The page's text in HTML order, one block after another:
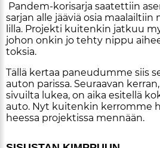
Pan­dem-ko­ri­sar­ja saa­tet­tiin
sar­jan al­le jää­viä osia
lil­la. Pro­jek­ti kui­ten­kin jat­kuu
jo­hon on­kin jo teh­ty nip­pu
tok­sia.
Täl­lä ker­taa pa­neu­dum­me siis
au­ton pa­ris­sa. Seu­raa­van
si­vuil­ta lu­kea, on ai­ka esi­tel­lä
au­to. Nyt kui­ten­kin ker­rom­me
hees­sa pro­jek­tis­sa men­nään.